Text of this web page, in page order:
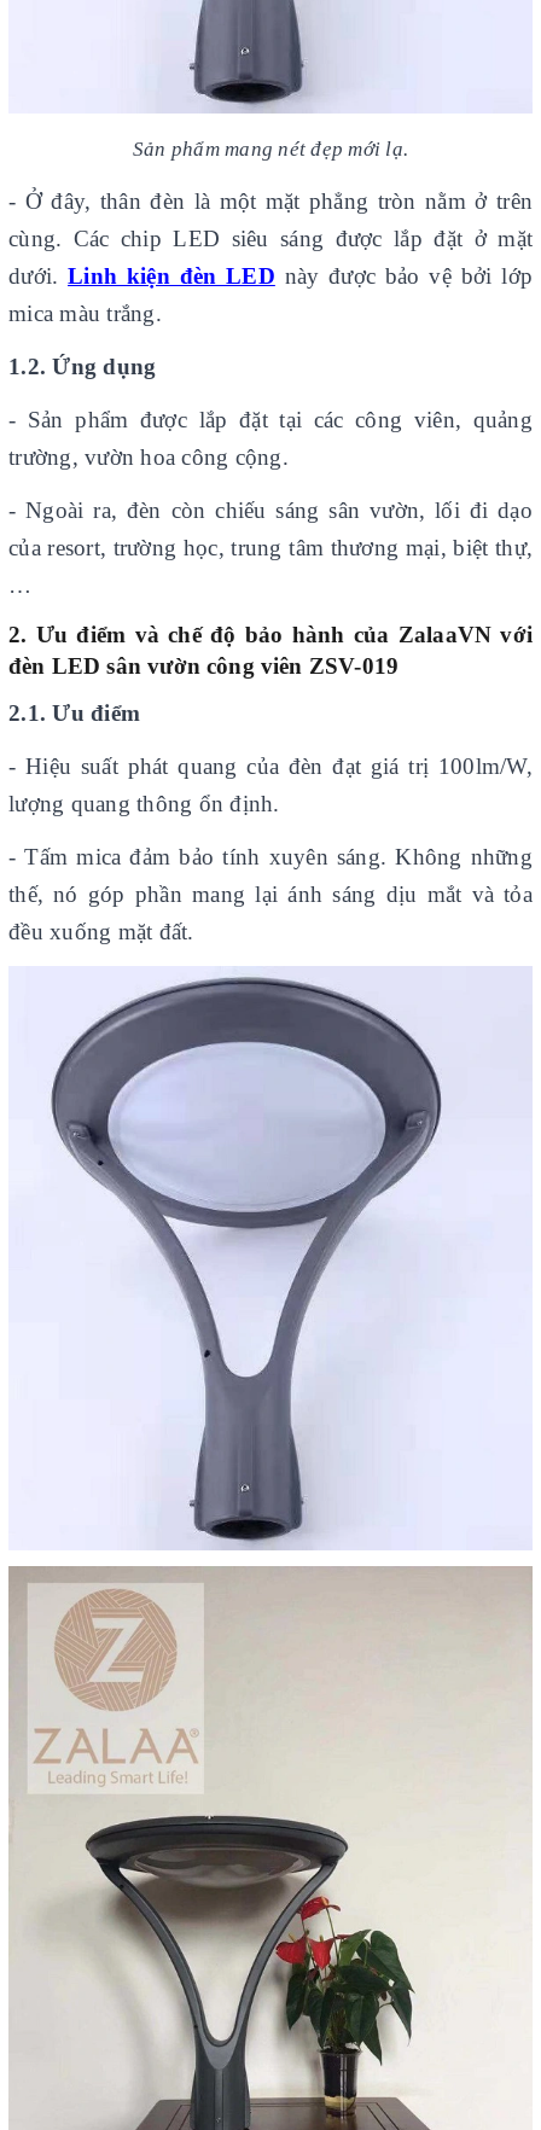
Sản phẩm mang nét đẹp mới lạ.
- Ở đây, thân đèn là một mặt phẳng tròn nằm ở trên
cùng. Các chip LED siêu sáng được lắp đặt ở mặt
dưới.Linh kiện đèn LED này được bảo vệ bởi lớp
mica màu trắng.
1.2. Ứng dụng
- Sản phẩm được lắp đặt tại các công viên, quảng
trường, vườn hoa công cộng.
- Ngoài ra, đèn còn chiếu sáng sân vườn, lối đi dạo
của resort, trường học, trung tâm thương mại, biệt thự,
…
2. Ưu điểm và chế độ bảo hành của ZalaaVN với
đèn LED sân vườn công viên ZSV-019
2.1. Ưu điểm
- Hiệu suất phát quang của đèn đạt giá trị 100lm/W,
lượng quang thông ổn định.
- Tấm mica đảm bảo tính xuyên sáng. Không những
thế, nó góp phần mang lại ánh sáng dịu mắt và tỏa
đều xuống mặt đất.